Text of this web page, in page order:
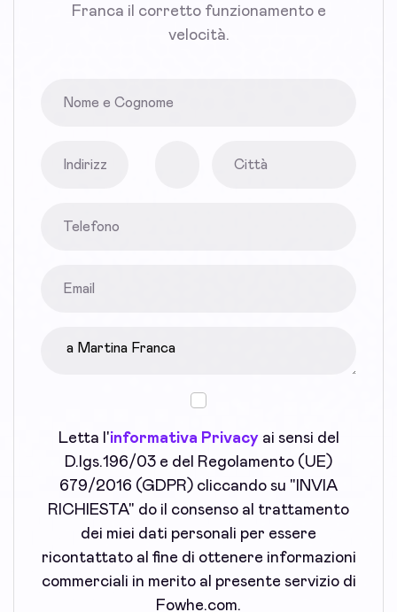
Franca il corretto funzionamento e
velocità.
Letta l'informativa Privacyai sensi del
D.lgs.196/03 e del Regolamento (UE)
679/2016 (GDPR) cliccando su "INVIA
RICHIESTA" do il consenso al trattamento
dei miei dati personali per essere
ricontattato al fine di ottenere informazioni
commerciali in merito al presente servizio di
Fowhe.com.